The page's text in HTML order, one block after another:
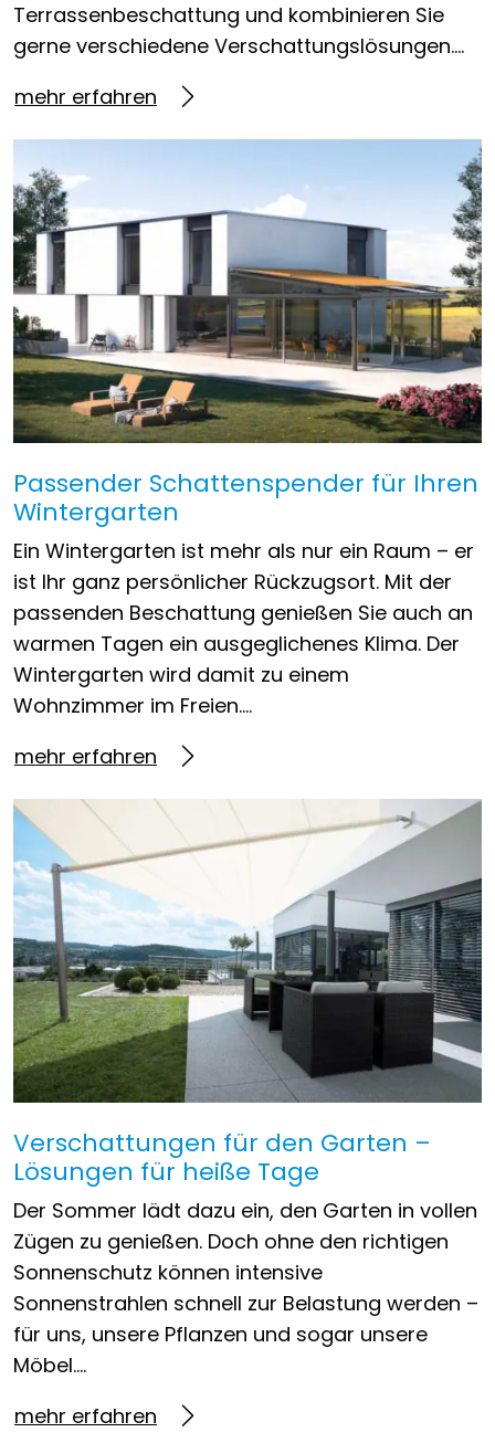
Terrassenbeschattung und kombinieren Sie
gerne verschiedene Verschattungslösungen….
mehr erfahren
Passender Schattenspender für Ihren
Wintergarten
Ein Wintergarten ist mehr als nur ein Raum – er
ist Ihr ganz persönlicher Rückzugsort. Mit der
passenden Beschattung genießen Sie auch an
warmen Tagen ein ausgeglichenes Klima. Der
Wintergarten wird damit zu einem
Wohnzimmer im Freien….
mehr erfahren
Verschattungen für den Garten –
Lösungen für heiße Tage
Der Sommer lädt dazu ein, den Garten in vollen
Zügen zu genießen. Doch ohne den richtigen
Sonnenschutz können intensive
Sonnenstrahlen schnell zur Belastung werden –
für uns, unsere Pflanzen und sogar unsere
Möbel….
mehr erfahren